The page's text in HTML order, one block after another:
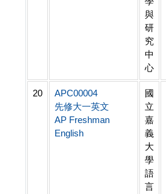
與
研
究
中
心
20
APC00004
先修大一英文
AP Freshman
English
國
立
嘉
義
大
學
語
言